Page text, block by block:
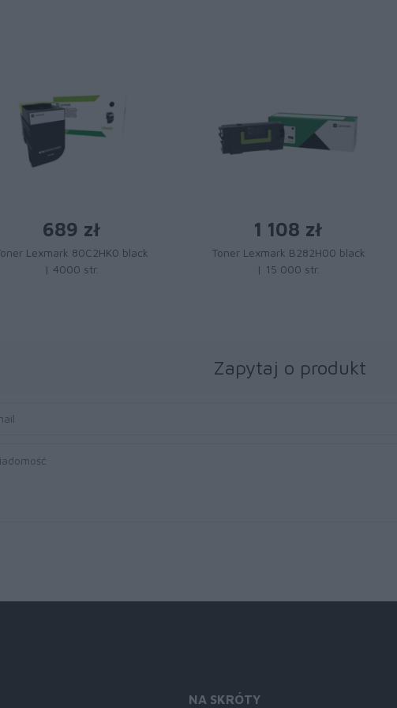
689 zł
Lexmark 80C2HK0 black
| 4000 str.
1 108 zł
Toner Lexmark B282H00 black
| 15 000 str.
Zapytaj o produkt
NA SKRÓTY